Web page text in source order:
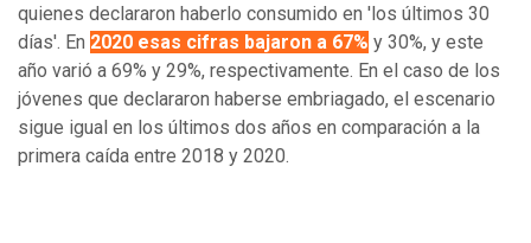
quienes declararon haberlo consumido en 'los últimos 30
días'. En 2020 esas cifras bajaron a 67% y 30%, y este
año varió a 69% y 29%, respectivamente. En el caso de los
jóvenes que declararon haberse embriagado, el escenario
sigue igual en los últimos dos años en comparación a la
primera caída entre 2018 y 2020.